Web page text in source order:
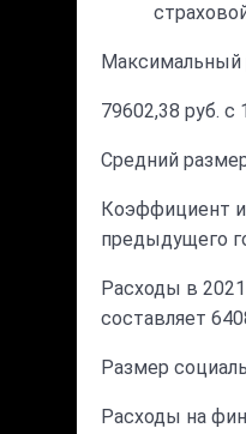
страховой
Максимальный
79602,38 руб. с
Средний
Коэффициент
предыдущего
Расходы в
составляет
Размер
Расходы на